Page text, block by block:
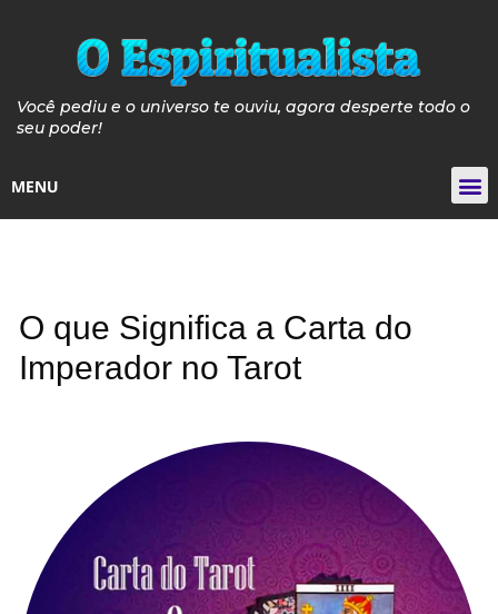
MENU
Você pediu e o universo te ouviu, agora desperte todo o
seu poder!
O que Significa a Carta do
Imperador no Tarot